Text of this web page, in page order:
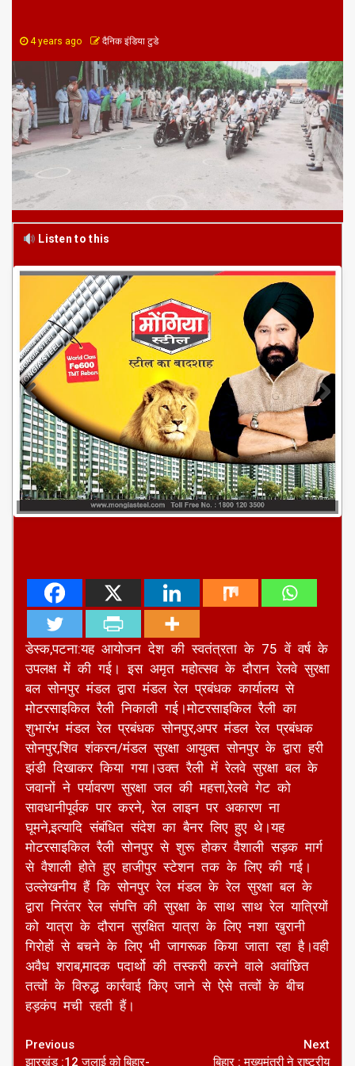
4 years ago दैनिक इंडिया टुडे
Listen to this
डेस्क,पटना:यह आयोजन देश की स्वतंत्रता के 75 वें वर्ष के
उपलक्ष में की गई। इस अमृत महोत्सव के दौरान रेलवे सुरक्षा
बल सोनपुर मंडल द्वारा मंडल रेल प्रबंधक कार्यालय से
मोटरसाइकिल रैली निकाली गई।मोटरसाइकिल रैली का
शुभारंभ मंडल रेल प्रबंधक सोनपुर,अपर मंडल रेल प्रबंधक
सोनपुर,शिव शंकरन/मंडल सुरक्षा आयुक्त सोनपुर के द्वारा हरी
झंडी दिखाकर किया गया।उक्त रैली में रेलवे सुरक्षा बल के
जवानों ने पर्यावरण सुरक्षा जल की महत्ता,रेलवे गेट को
सावधानीपूर्वक पार करने, रेल लाइन पर अकारण ना
घूमने,इत्यादि संबंधित संदेश का बैनर लिए हुए थे।यह
मोटरसाइकिल रैली सोनपुर से शुरू होकर वैशाली सड़क मार्ग
से वैशाली होते हुए हाजीपुर स्टेशन तक के लिए की गई।
उल्लेखनीय हैं कि सोनपुर रेल मंडल के रेल सुरक्षा बल के
द्वारा निरंतर रेल संपत्ति की सुरक्षा के साथ साथ रेल यात्रियों
को यात्रा के दौरान सुरक्षित यात्रा के लिए नशा खुरानी
गिरोहों से बचने के लिए भी जागरूक किया जाता रहा है।वही
अवैध शराब,मादक पदार्थो की तस्करी करने वाले अवांछित
तत्वों के विरुद्ध कार्रवाई किए जाने से ऐसे तत्वों के बीच
हड़कंप मची रहती हैं।
Continue
Previous
झारखंड :12 जुलाई को बिहार-
Next
बिहार : मुख्यमंत्री ने राष्ट्रीय